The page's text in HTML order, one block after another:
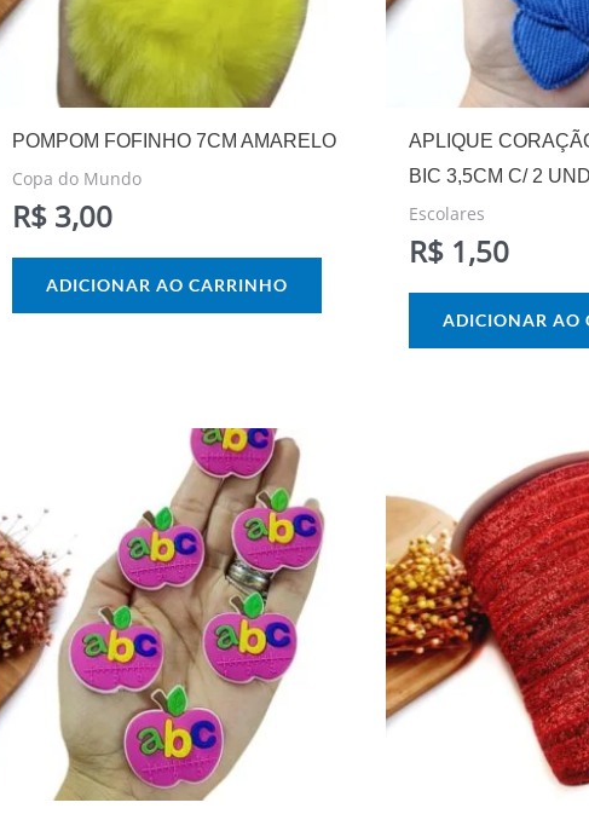
POMPOM FOFINHO 7CM AMARELO
Copa do Mundo
R$3,00
ADICIONAR AO CARRINHO
APLIQUE
BIC 3,5CM C/ 2 UND
Escolares
R$ 1,50
ADICIONAR AO